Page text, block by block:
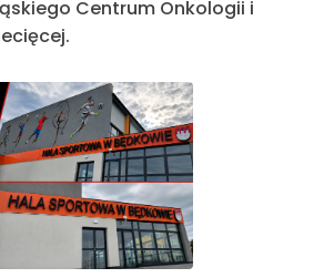
Centrum Onkologii i